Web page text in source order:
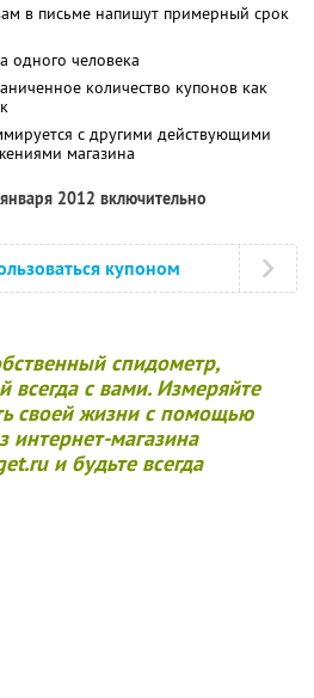
в письме напишут примерный срок
одного человека
количество купонов как
с другими действующими
магазина
2012 включительно
купоном
спидометр,
всегда с вами. Измеряйте
своей жизни с помощью
интернет-магазина
и будьте всегда